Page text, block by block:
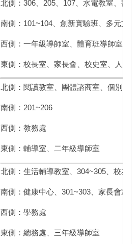
北側：306、205、107、水電教室、書
南側：101~104、創新實驗班、多元文化
西側：一年級導師室、體育班導師室
東側：校長室、家長會、校史室、人事
北側：閱讀教室、團體諮商室、個別諮
南側：201~206
西側：教務處
東側：輔導室、二年級導師室
北側：生活輔導教室、304~305、校友會
南側：健康中心、301~303、家長會室、
西側：學務處
東側：總務處、三年級導師室